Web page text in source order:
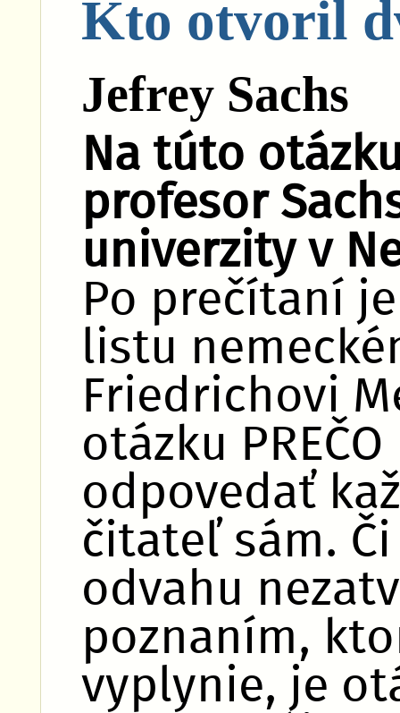
Kto otvoril
Jefrey Sachs
Na túto
profesor
univerzity v
Po prečítaní
listu
Friedrichovi
otázku
odpovedať
čitateľ sám.
odvahu
poznaním,
vyplynie, je